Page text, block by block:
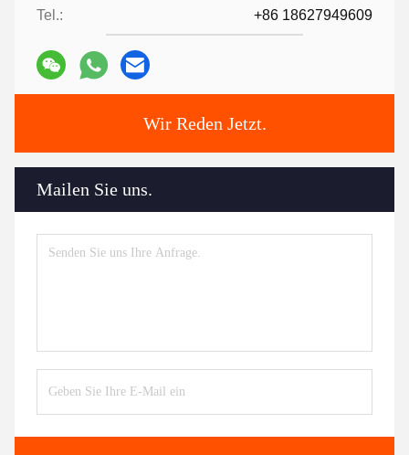
Tel.: +86 18627949609
Wir Reden Jetzt.
Mailen Sie uns.